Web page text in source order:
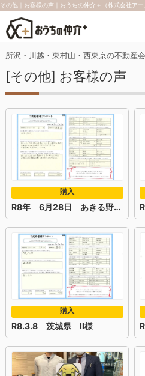
その他｜お客様の声｜おうちの仲介＋（株式会社アー
所沢・川越・東村山・西東京の不動産
[その他] お客様の声
購入
R8年 6月28日 あきる野市 S様
購入
R8.3.8 茨城県 II様